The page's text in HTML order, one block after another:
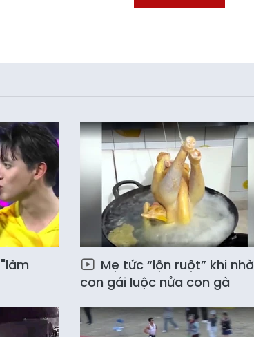
Mẹ tức “lộn ruột” khi nhờ
con gái luộc nửa con gà